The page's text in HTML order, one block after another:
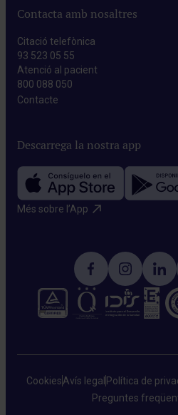
Contacta amb nosaltres
Citació telefònica
93 523 05 55
Atenció al pacient
800 088 050
Contacte​
Descarrega la nostra app
Més sobre l’App​
CookiesAvís legal Política de
Preguntes